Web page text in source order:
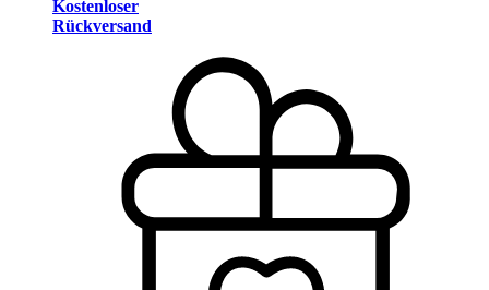
Kostenloser
Rückversand